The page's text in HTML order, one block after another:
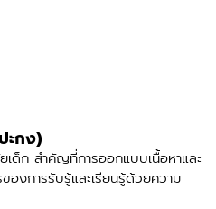
กง)
เด็ก สำคัญที่การออกแบบเนื้อหาและ
งการรับรู้และเรียนรู้ด้วยความ